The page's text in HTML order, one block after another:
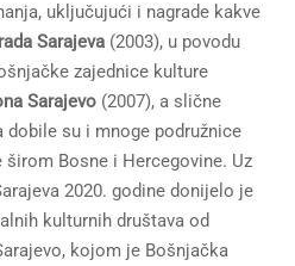
uključujući i nagrade kakve
Sarajeva (2003), u povodu
zajednice kulture
Sarajevo (2007), a slične
dobile su i mnoge podružnice
Bosne i Hercegovine. Uz
2020. godine donijelo je
kulturnih društava od
kojom je Bošnjačka